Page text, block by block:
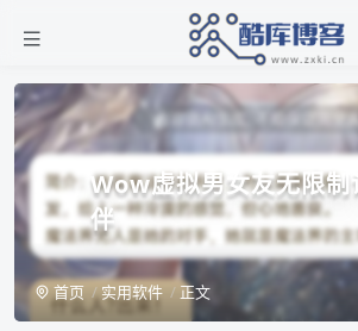
Wow虚拟男女友无限
伴
首页 实用软件 正文